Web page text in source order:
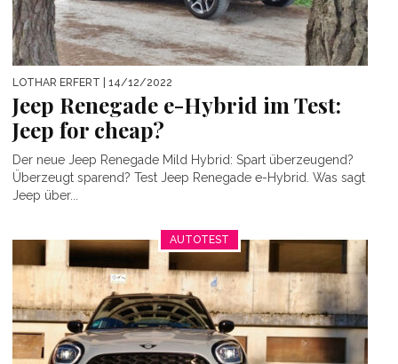
LOTHAR ERFERT | 14/12/2022
Jeep Renegade e-Hybrid im Test:
Jeep for cheap?
Der neue Jeep Renegade Mild Hybrid: Spart überzeugend?
Überzeugt sparend? Test Jeep Renegade e-Hybrid. Was sagt
Jeep über...
AUTOTEST